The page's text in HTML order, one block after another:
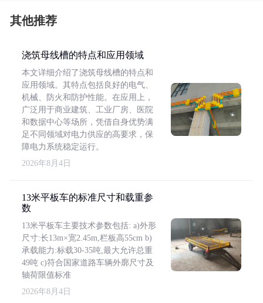
其他推荐
浇筑母线槽的特点和应用领域
本文详细介绍了浇筑母线槽的特点和
应用领域。其特点包括良好的电气、
机械、防火和防护性能。在应用上，
广泛用于商业建筑、工业厂房、医院
和数据中心等场所，凭借自身优势满
足不同领域对电力供应的高要求，保
障电力系统稳定运行。
2026年8月4日
13米平板车的标准尺寸和载重参
数
13米平板车主要技术参数包括: a)外形
尺寸:长13m×宽2.45m,栏板高55cm b)
承载能力:标载30-35吨,最大允许总重
49吨 c)符合国家道路车辆外廓尺寸及
轴荷限值标准
2026年8月4日